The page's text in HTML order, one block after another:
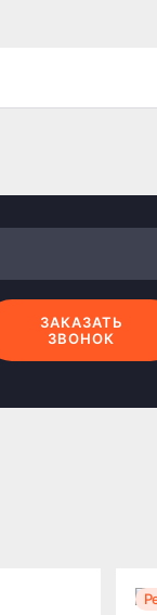
ЗАКАЗАТЬ
ЗВОНОК